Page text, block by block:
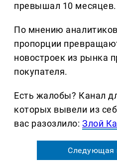
превышал 10 месяцев.
По мнению
пропорции
новостроек из рынка
покупателя.
Есть жалобы? Канал
которых вывели из
вас разозлило:Злой
Следующая